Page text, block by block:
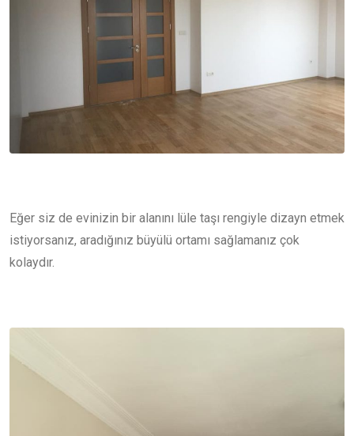
Eğer siz de evinizin bir alanını lüle taşı rengiyle dizayn etmek
istiyorsanız, aradığınız büyülü ortamı sağlamanız çok
kolaydır.